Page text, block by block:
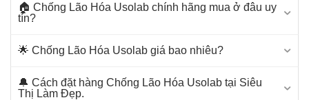
🏠 Chống Lão Hóa Usolab chính hãng mua ở đâu uy
tín?
🌟 Chống Lão Hóa Usolab giá bao nhiêu?
🔔 Cách đặt hàng Chống Lão Hóa Usolab tại Siêu
Thị Làm Đẹp.